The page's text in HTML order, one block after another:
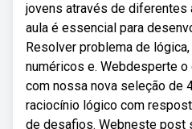
jovens através de diferentes
aula é essencial para
Resolver problema de
numéricos e. Webdesperte
com nossa nova seleção de
raciocínio lógico com
de desafios. Webneste post